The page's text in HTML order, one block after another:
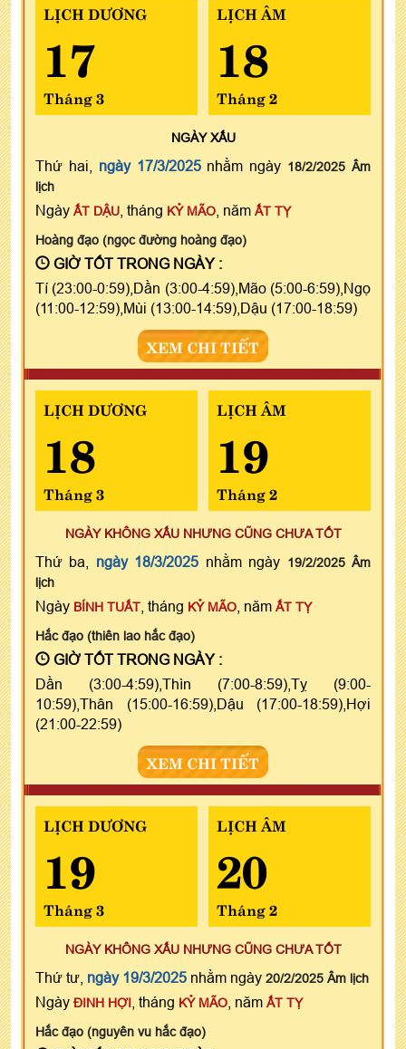
LỊCH DƯƠNG
17
Tháng 3
LỊCH ÂM
18
Tháng 2
NGÀYXẤU
Thứ hai, ngày 17/3/2025nhằm ngày 18/2/2025 Âm
lịch
Ngày ẤT DẬU , tháng KỶ MÃO , năm ẤT TỴ
Hoàng đạo (ngọc đường hoàng đạo)
GIỜ TỐT TRONG NGÀY :
Tí (23:00-0:59),Dần (3:00-4:59),Mão (5:00-6:59),Ngọ
(11:00-12:59),Mùi (13:00-14:59),Dậu (17:00-18:59)
XEM CHI TIẾT
LỊCH DƯƠNG
18
Tháng 3
LỊCH ÂM
19
Tháng 2
NGÀY KHÔNG XẤU NHƯNG CŨNG CHƯA TỐT
Thứ ba, ngày 18/3/2025 nhằm ngày 19/2/2025 Âm
lịch
Ngày BÍNH TUẤT , tháng KỶ MÃO , năm ẤT TỴ
Hắc đạo (thiên lao hắc đạo)
GIỜ TỐT TRONG NGÀY :
Dần (3:00-4:59),Thìn (7:00-8:59),Tỵ (9:00-
10:59),Thân (15:00-16:59),Dậu (17:00-18:59),Hợi
(21:00-22:59)
XEM CHI TIẾT
LỊCH DƯƠNG
19
Tháng 3
LỊCH ÂM
20
Tháng 2
NGÀY KHÔNG XẤU NHƯNG CŨNG CHƯA TỐT
Thứ tư, ngày 19/3/2025 nhằm ngày 20/2/2025 Âm lịch
Ngày ĐINH HỢI , tháng KỶ MÃO , năm ẤT TỴ
Hắc đạo (nguyên vu hắc đạo)